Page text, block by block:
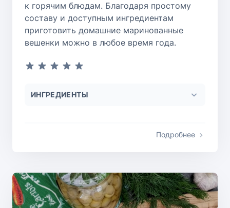
к горячим блюдам. Благодаря простому
составу и доступным ингредиентам
приготовить домашние маринованные
вешенки можно в любое время года.
ИНГРЕДИЕНТЫ
Подробнее